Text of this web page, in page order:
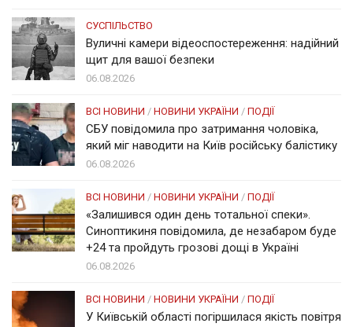
СУСПІЛЬСТВО
Вуличні камери відеоспостереження: надійний
щит для вашої безпеки
06.08.2026
ВСІ НОВИНИ / НОВИНИ УКРАЇНИ / ПОДІЇ
СБУ повідомила про затримання чоловіка,
який міг наводити на Київ російську балістику
06.08.2026
ВСІ НОВИНИ / НОВИНИ УКРАЇНИ / ПОДІЇ
«Залишився один день тотальної спеки».
Синоптикиня повідомила, де незабаром буде
+24 та пройдуть грозові дощі в Україні
06.08.2026
ВСІ НОВИНИ / НОВИНИ УКРАЇНИ / ПОДІЇ
У Київській області погіршилася якість повітря